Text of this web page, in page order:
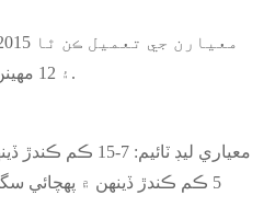
۽ 12 مهينن جي وارنٽي سان گڏ اچن ٿا.
معياري ليڊ
5 ڪم ڪندڙ ڏينهن ۾ پهچائي